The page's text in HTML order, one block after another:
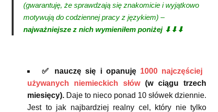
(gwarantuję, że sprawdzają się znakomicie i wyjątkowo
motywują do codziennej pracy z językiem) –
najważniejsze z nich wymieniłem poniżej ⬇⬇⬇
✅ nauczę się i opanuję 1000 najczęściej
używanych niemieckich słów(w ciągu trzech
miesięcy). Daje to nieco ponad 10 słówek dziennie.
Jest to jak najbardziej realny cel, który nie tylko